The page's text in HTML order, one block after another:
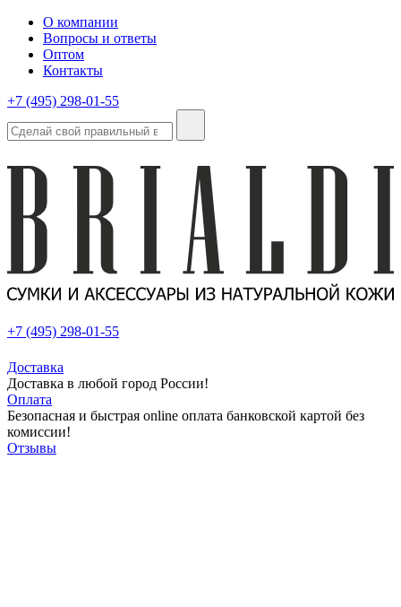
О компании
Вопросы и ответы
Оптом
Контакты
+7 (495) 298-01-55
+7 (495) 298-01-55
Доставка
Доставка в любой город России!
Оплата
Безопасная и быстрая online оплата банковской картой без
комиссии!
Отзывы